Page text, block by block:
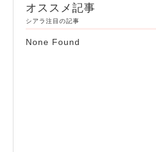
オススメ記事
シアラ注目の記事
None Found